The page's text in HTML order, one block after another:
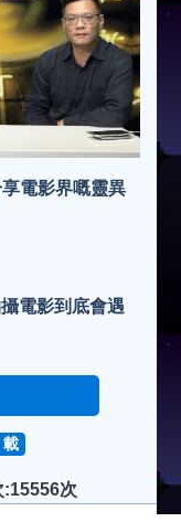
電影界嘅靈異
電影到底會遇
載
:15556次